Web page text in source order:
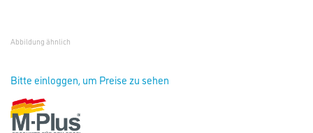
Abbildung ähnlich
Bitte einloggen, um Preise zu sehen